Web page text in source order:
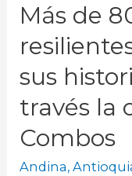
Más de
sus
través la
Combos
Andina,